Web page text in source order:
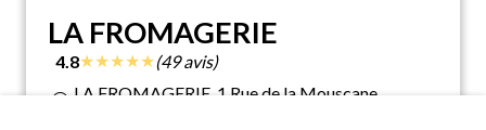
LA FROMAGERIE
4.8★★★★★(49 avis)
location_on LA FROMAGERIE, 1 Rue de la Mouscane,